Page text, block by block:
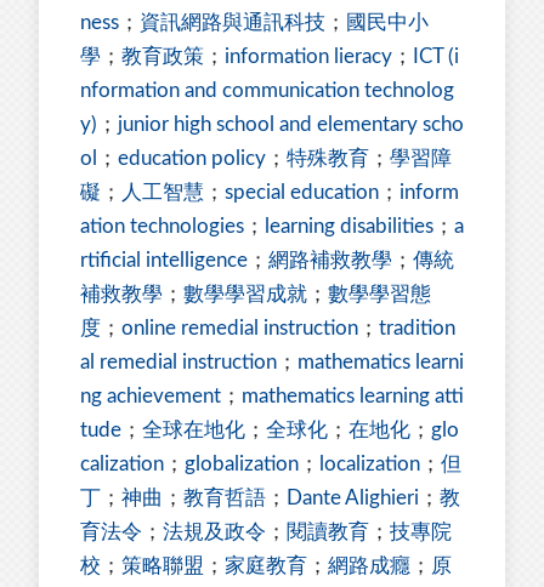
ness ； 資訊網路與通訊科技 ； 國民中小
學 ； 教育政策 ； information lieracy ；
ICT (i
nformation and communication technolog
y) ； junior high school and elementary scho
ol
； education policy ； 特殊教育 ； 學習障
礙 ； 人工智慧 ； special education ； inform
ation technologies ； learning disabilities ； a
rtificial intelligence ； 網路補救教學 ； 傳統
補救教學 ； 數學學習成就 ； 數學學習態
度 ； online remedial instruction ； tradition
al remedial instruction ； mathematics learni
ng achievement ； mathematics learning atti
tude ； 全球在地化 ； 全球化 ； 在地化 ； glo
calization ； globalization ； localization ； 但
丁 ； 神曲 ； 教育哲語 ； Dante Alighieri ； 教
育法令 ； 法規及政令 ； 閱讀教育 ； 技專院
校 ； 策略聯盟 ； 家庭教育 ； 網路成癮 ； 原